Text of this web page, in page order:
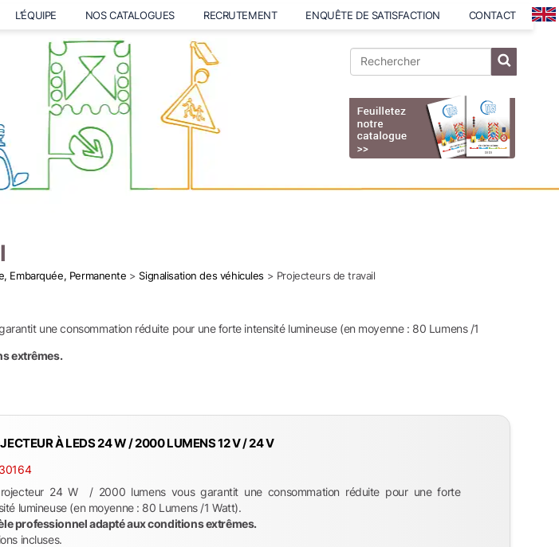
L’ÉQUIPE NOS CATALOGUES RECRUTEMENT ENQUÊTE DE SATISFACTION CONTACT
Embarquée, Permanente >Signalisation des véhicules > Projecteurs de travail
une consommation réduite pour une forte intensité lumineuse (en moyenne : 80 Lumens /1
extrêmes.
À LEDS 24 W / 2000 LUMENS 12 V / 24 V
30164
24 W / 2000 lumens vous garantit une consommation réduite pour une forte
lumineuse (en moyenne : 80 Lumens /1 Watt).
professionnel adapté aux conditions extrêmes.
incluses.